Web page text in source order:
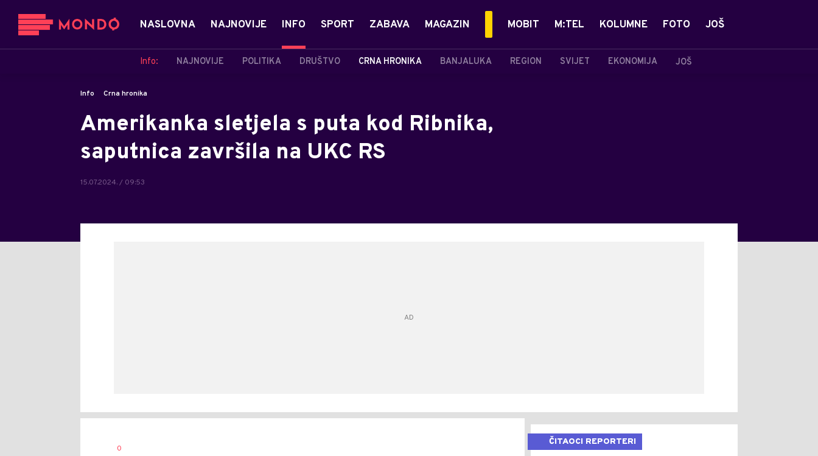
NASLOVNA NAJNOVIJE INFO
Info: NAJNOVIJE POLITIKA DRUŠTVO CRNA HRONIKA BANJALUKA REGION SVIJET EKONOMIJA JOŠ
SPORT ZABAVA MAGAZIN MOBIT M:TEL KOLUMNE FOTO JOŠ
Info Crna hronika
Amerikanka sletjela s puta kod Ribnika,
saputnica završila na UKC RS
15.07.2024. / 09:53
AUTOR
0
ČITAOCI REPORTERI